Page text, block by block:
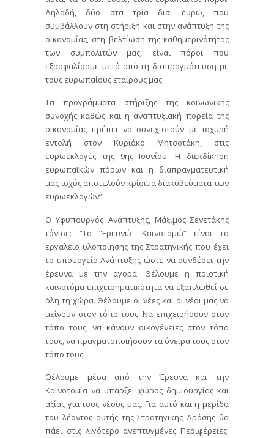
Δηλαδή, δύο στα τρία δισ. ευρώ, που
συμβάλλουν στη στήριξη και στην ανάπτυξη της
οικονομίας, στη βελτίωση της καθημερινότητας
των συμπολιτών μας, είναι πόροι που
εξασφαλίσαμε μετά από τη διαπραγμάτευση με
τους ευρωπαίους εταίρους μας.
Τα προγράμματα στήριξης της κοινωνικής
συνοχής καθώς και η αναπτυξιακή πορεία της
οικονομίας πρέπει να συνεχιστούν με ισχυρή
εντολή στον Κυριάκο Μητσοτάκη, στις
ευρωεκλογές της 9ης Ιουνίου. Η διεκδίκηση
ευρωπαϊκών πόρων και η διαπραγματευτική
μας ισχύς αποτελούν κρίσιμα διακυβεύματα των
ευρωεκλογών”.
Ο Υφυπουργός Ανάπτυξης, Μάξιμος Σενετάκης
τόνισε: “Το “Ερευνώ- Καινοτομώ” είναι το
εργαλείο υλοποίησης της Στρατηγικής που έχει
το υπουργείο Ανάπτυξης ώστε να συνδέσει την
έρευνα με την αγορά. Θέλουμε η ποιοτική
καινοτόμα επιχειρηματικότητα να εξαπλωθεί σε
όλη τη χώρα. Θέλουμε οι νέες και οι νέοι μας να
μείνουν στον τόπο τους. Να επιχειρήσουν στον
τόπο τους, να κάνουν οικογένειες στον τόπο
τους, να πραγματοποιήσουν τα όνειρα τους στον
τόπο τους.
Θέλουμε μέσα από την Έρευνα και την
Καινοτομία να υπάρξει χώρος δημιουργίας και
αξίας για τους νέους μας. Για αυτό και η μερίδα
του λέοντος αυτής της Στρατηγικής Δράσης θα
πάει στις λιγότερο ανεπτυγμένες Περιφέρειες.